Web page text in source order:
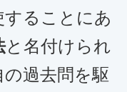
することにあ
と名付けられ
過去問を駆